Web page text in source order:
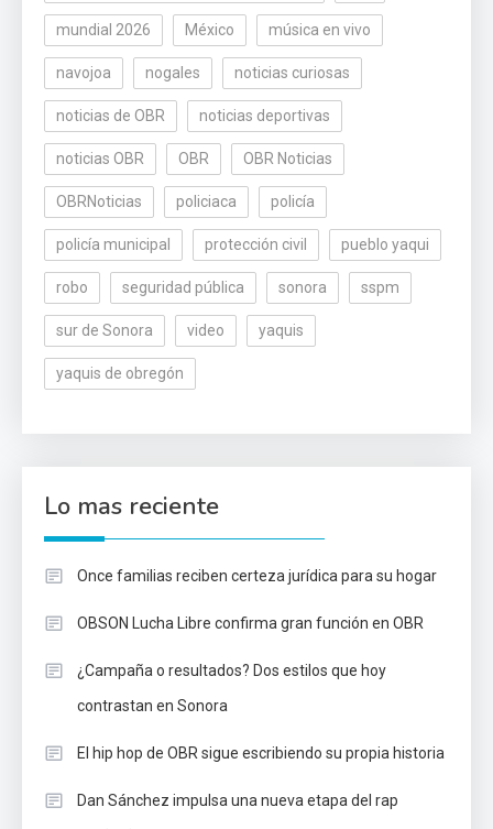
mundial 2026 México música en vivo
navojoa nogales noticias curiosas
noticias de OBR noticias deportivas
noticias OBR OBR OBR Noticias
OBRNoticias policiaca policía
policía municipal protección civil pueblo yaqui
robo seguridad pública sonora sspm
sur de Sonora video yaquis
yaquis de obregón
Lo mas reciente
Once familias reciben certeza jurídica para su hogar
OBSON Lucha Libre confirma gran función en OBR
¿Campaña o resultados? Dos estilos que hoy
contrastan en Sonora
El hip hop de OBR sigue escribiendo su propia historia
Dan Sánchez impulsa una nueva etapa del rap